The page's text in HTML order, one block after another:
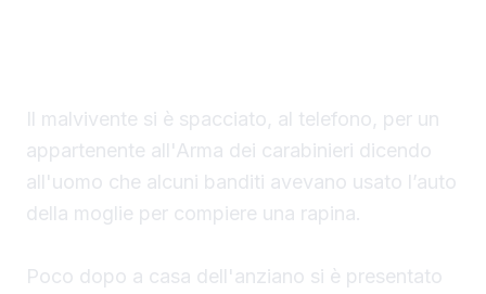
Il malvivente si è spacciato, al telefono, per un
appartenente all'Arma dei carabinieri dicendo
all'uomo che alcuni banditi avevano usato l’auto
della moglie per compiere una rapina.
Poco dopo a casa dell'anziano si è presentato